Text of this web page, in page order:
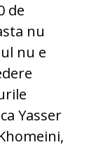
de
nu
nu e
Yasser